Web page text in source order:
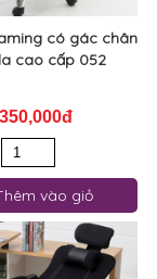
có gác chân
cao cấp 052
vào giỏ